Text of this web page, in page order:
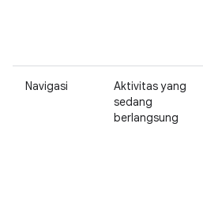
Navigasi
Aktivitas yang
sedang
berlangsung